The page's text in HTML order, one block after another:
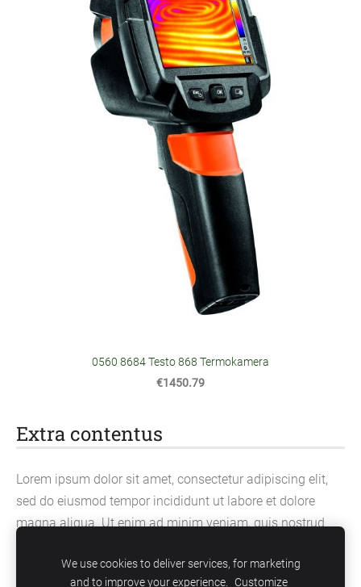
Extra contentus
Lorem ipsum dolor sit amet, consectetur adipiscing elit,
sed do eiusmod tempor incididunt ut labore et dolore
magna aliqua. Ut enim ad minim veniam, quis nostrud
commodo consequat.
0560 8684 Testo 868 Termokamera
€1450.79
We use cookies to deliver services, for marketing
and to improve your experience. Customize